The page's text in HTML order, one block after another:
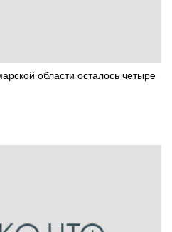
области осталось четыре